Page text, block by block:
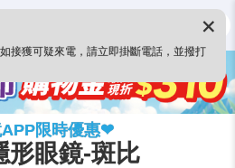
接獲可疑來電，請立即掛斷電話，並撥打
✕
APP限時優惠❤
形眼鏡-斑比